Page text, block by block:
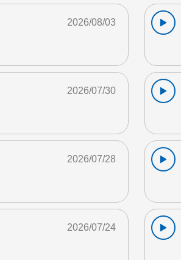
2026/08/03
2026/07/30
2026/07/28
2026/07/24